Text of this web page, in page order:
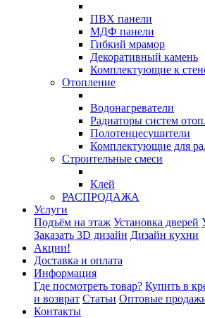
ПВХ панели
МДФ панели
Гибкий мрамор
Декоративный камень
Комплектующие к
Отопление
Водонагреватели
Радиаторы систем
Полотенцесушители
Комплектующие для
Строительные смеси
Клей
РАСПРОДАЖА
Услуги
Подъём на этаж Установка дверей
Заказать 3D дизайн Дизайн кухни
Акции!
Доставка и оплата
Информация
Где посмотреть товар? Купить в
и возврат Статьи Оптовые
Контакты